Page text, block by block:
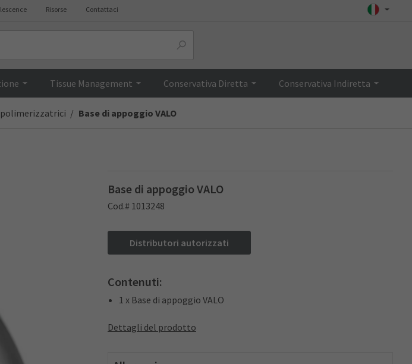
Risorse Contattaci
Tissue Management Conservativa Diretta Conservativa Indiretta
Base di appoggio VALO
Base di appoggio VALO
Cod.# 1013248
Distributori autorizzati
Contenuti:
1 x Base di appoggio VALO
Dettagli del prodotto